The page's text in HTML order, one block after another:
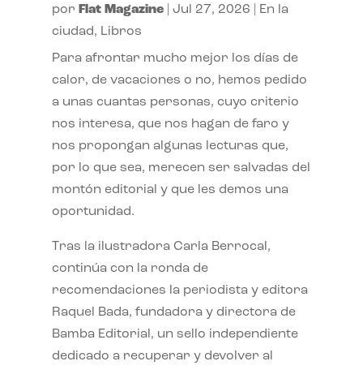
por Flat Magazine| Jul 27, 2026
En la
ciudad, Libros
Para afrontar mucho mejor los días de
calor, de vacaciones o no, hemos pedido
a unas cuantas personas, cuyo criterio
nos interesa, que nos hagan de faro y
nos propongan algunas lecturas que,
por lo que sea, merecen ser salvadas del
montón editorial y que les demos una
oportunidad.
Tras la ilustradora Carla Berrocal,
continúa con la ronda de
recomendaciones la periodista y editora
Raquel Bada, fundadora y directora de
Bamba Editorial, un sello independiente
dedicado a recuperar y devolver al